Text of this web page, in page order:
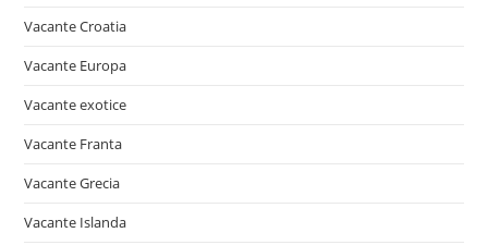
Vacante Croatia
Vacante Europa
Vacante exotice
Vacante Franta
Vacante Grecia
Vacante Islanda